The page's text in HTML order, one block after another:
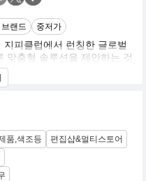
랜드 중저가
피클럽에서 런칭한 글로벌
맞춤형 솔루션을 제안하는 것
크팩 누적 판매량이 28억 장
독보적인 인지도를 가지고
품,색조등
편집샵&멀티스토어